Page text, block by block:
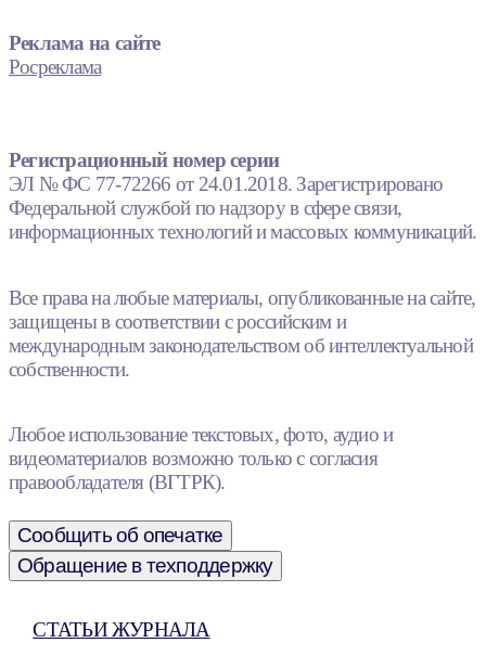
Реклама на сайте
Росреклама
Регистрационный номер серии
ЭЛ № ФС 77-72266 от 24.01.2018. Зарегистрировано
Федеральной службой по надзору в сфере связи,
информационных технологий и массовых коммуникаций.
Все права на любые материалы, опубликованные на сайте,
защищены в соответствии с российским и
международным законодательством об интеллектуальной
собственности.
Любое использование текстовых, фото, аудио и
видеоматериалов возможно только с согласия
правообладателя (ВГТРК).
Сообщить об опечатке
Обращение в техподдержку
СТАТЬИ ЖУРНАЛА